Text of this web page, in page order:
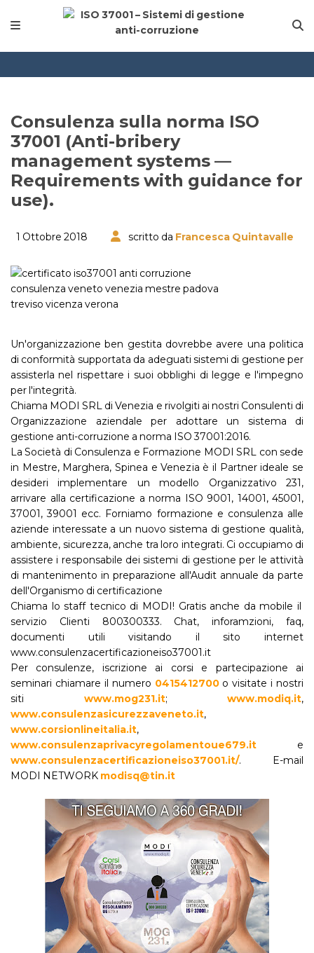
Consulenza sulla norma ISO
37001 (Anti-bribery
management systems —
Requirements with guidance for
use).
1 Ottobre 2018 scritto da Francesca Quintavalle
Un'organizzazione ben gestita dovrebbe avere una politica
di conformità supportata da adeguati sistemi di gestione per
assisterla nel rispettare i suoi obblighi di legge e l'impegno
per l'integrità.
Chiama MODI SRL di Venezia e rivolgiti ai nostri Consulenti di
Organizzazione aziendale per adottare un sistema di
gestione anti-corruzione a norma ISO 37001:2016.
La Società di Consulenza e Formazione MODI SRL con sede
in Mestre, Marghera, Spinea e Venezia è il Partner ideale se
desideri implementare un modello Organizzativo 231,
arrivare alla certificazione a norma ISO 9001, 14001, 45001,
37001, 39001 ecc. Forniamo formazione e consulenza alle
aziende interessate a un nuovo sistema di gestione qualità,
ambiente, sicurezza, anche tra loro integrati. Ci occupiamo di
assistere i responsabile dei sistemi di gestione per le attività
di mantenimento in preparazione all'Audit annuale da parte
dell'Organismo di certificazione
Chiama lo staff tecnico di MODI! Gratis anche da mobile il
servizio Clienti 800300333. Chat, inforamzioni, faq,
documenti utili visitando il sito internet
www.consulenzacertificazioneiso37001.it
Per consulenze, iscrizione ai corsi e partecipazione ai
seminari chiamare il numero 0415412700o visitate i nostri
siti www.mog231.it; www.modiq.it,
www.consulenzasicurezzaveneto.it,
www.corsionlineitalia.it,
www.consulenzaprivacyregolamentoue679.it e
www.consulenzacertificazioneiso37001.it/. E-mail
MODI NETWORK modisq@tin.it